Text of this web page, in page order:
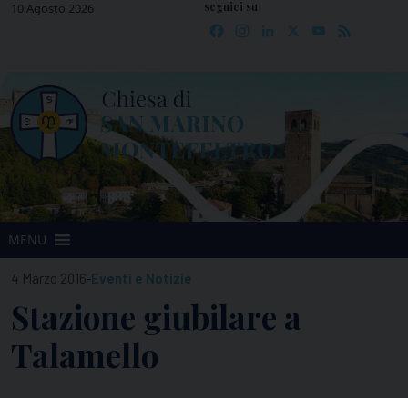
Skip10 Agosto 2026 seguici su
Facebook
Instagram
LinkedIn YouTube
MENU
4 Marzo 2016-Eventi e Notizie
Stazione giubilare a
Talamello